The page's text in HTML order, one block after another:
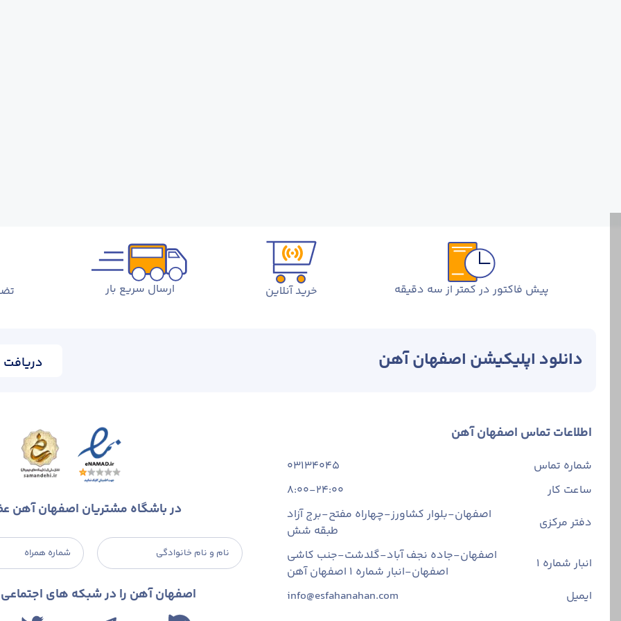
پیش فاکتور در کمتر از سه دقیقه خرید آنلاین ارسال سریع بار
دانلود اپلیکیشن اصفهان آهن دریافت
اطلاعات تماس اصفهان آهن
شماره تماس
03134045
ساعت کار
8:00-24:00
دفتر مرکزی
اصفهان-بلوار کشاورز-چهاراه مفتح-برج آزاد
طبقه شش
انبار شماره 1
اصفهان-جاده نجف آباد-گلدشت-جنب کاشی
اصفهان-انبار شماره ۱ اصفهان آهن
ایمیل
info@esfahanahan.com
در باشگاه مشتریان اصفهان آهن
نام و نام خانوادگی شماره همراه
اصفهان آهن را در شبکه های اجتماعی